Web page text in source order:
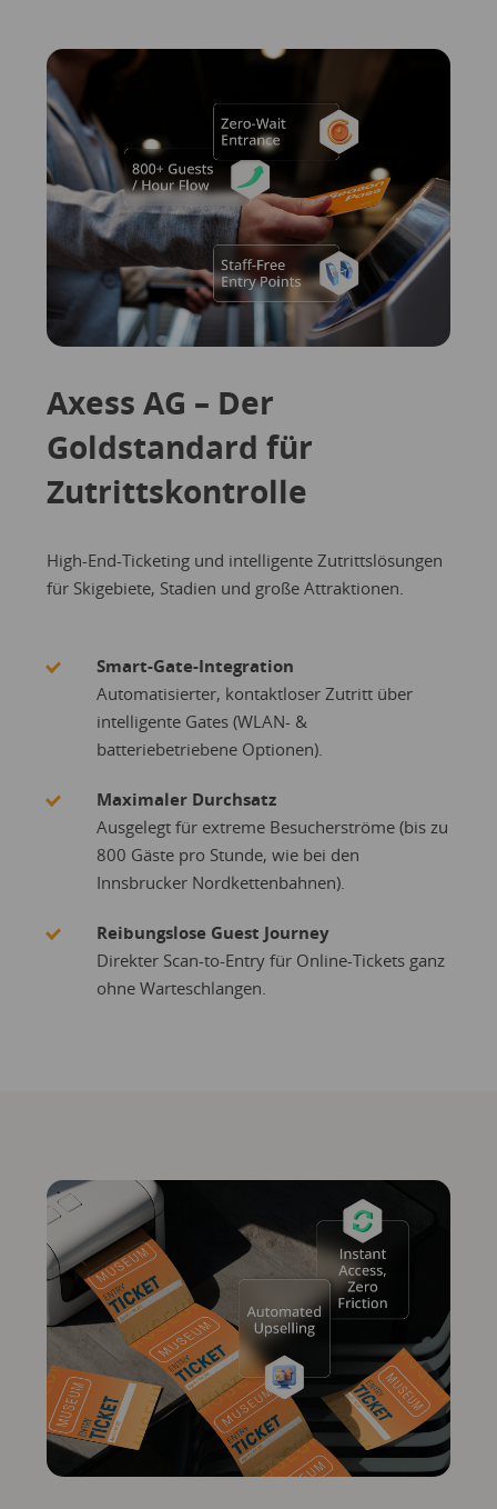
Axess AG – Der
Goldstandard für
Zutrittskontrolle
High-End-Ticketing und intelligente Zutrittslösungen
für Skigebiete, Stadien und große Attraktionen.
Smart-Gate-Integration
Automatisierter, kontaktloser Zutritt über
intelligente Gates (WLAN- &
batteriebetriebene Optionen).
Maximaler Durchsatz
Ausgelegt für extreme Besucherströme (bis zu
800 Gäste pro Stunde, wie bei den
Innsbrucker Nordkettenbahnen).
Reibungslose Guest Journey
Direkter Scan-to-Entry für Online-Tickets ganz
ohne Warteschlangen.